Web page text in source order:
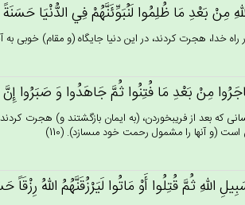
مِنْ‌ بَعْدِ مَا ظُلِمُوا لَنُبَوِّئَنَّهُمْ‌ فِي‌ الدُّنْيَا حَسَنَة‌ً
خدا، هجرت كردند، در اين دنيا جايگاه (و مقام) خوبى به
مِنْ‌ بَعْدِ مَا فُتِنُوا ثُم‌َّ جَاهَدُوا وَ صَبَرُوا إِن‌َّ
كه بعد از فريب‏خوردن، (به ايمان بازگشتند و) هجرت
است (و آنها را مشمول رحمت خود مى‏سازد). (110)
الله‌ِ ثُم‌َّ قُتِلُوا أَوْ مَاتُوا لَيَرْزُقَنَّهُم‌ُ الله‌ُ رِزْقَاً